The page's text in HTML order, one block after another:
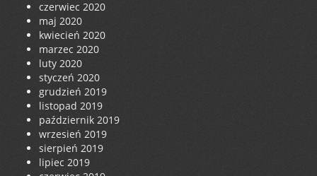
czerwiec 2020
maj 2020
kwiecień 2020
marzec 2020
luty 2020
styczeń 2020
grudzień 2019
listopad 2019
październik 2019
wrzesień 2019
sierpień 2019
lipiec 2019